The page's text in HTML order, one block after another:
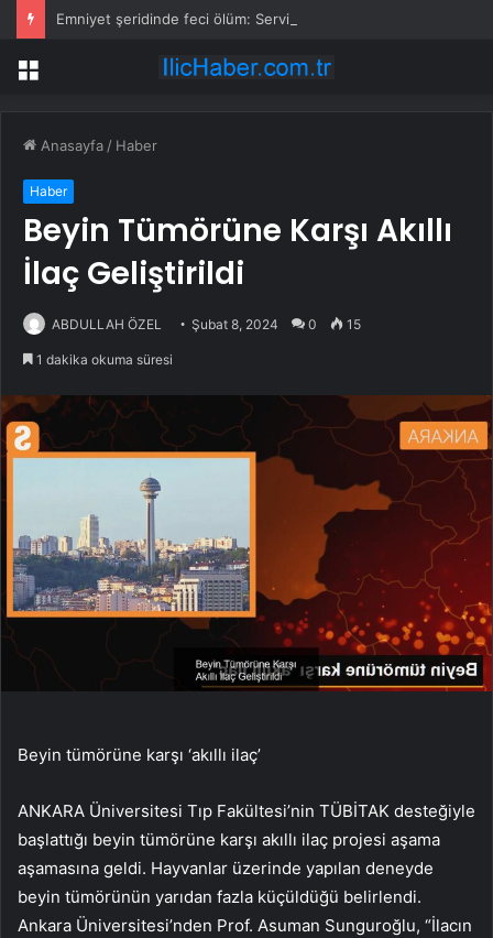
Menü
Anasayfa / Haber
Haber
Beyin Tümörüne Karşı Akıllı
İlaç Geliştirildi
ABDULLAH ÖZEL Şubat 8, 2024 0 15
1 dakika okuma süresi
Beyin tümörüne karşı ‘akıllı ilaç’
ANKARA Üniversitesi Tıp Fakültesi’nin TÜBİTAK desteğiyle
başlattığı beyin tümörüne karşı akıllı ilaç projesi aşama
aşamasına geldi. Hayvanlar üzerinde yapılan deneyde
beyin tümörünün yarıdan fazla küçüldüğü belirlendi.
Ankara Üniversitesi’nden Prof. Asuman Sunguroğlu, “İlacın